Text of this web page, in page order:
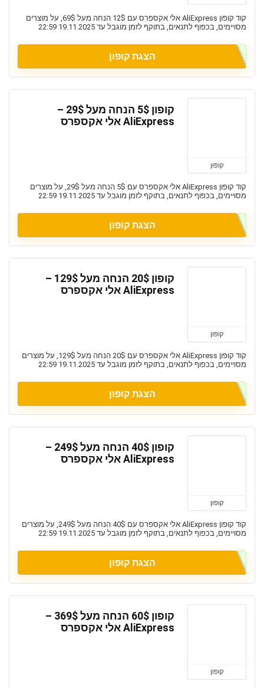
קוד קופון AliExpress אלי אקספרס עם 12$ הנחה מעל 69$, על מוצרים
מסויימים, בכפוף לתנאים, בתוקף לזמן מוגבל עד 19.11.2025 22:59
הצגת קופון
קופון
קופון 5$ הנחה מעל 29$ –
AliExpress אלי אקספרס
קוד קופון AliExpress אלי אקספרס עם 5$ הנחה מעל 29$, על מוצרים
מסויימים, בכפוף לתנאים, בתוקף לזמן מוגבל עד 19.11.2025 22:59
הצגת קופון
קופון
קופון 20$ הנחה מעל 129$ –
AliExpress אלי אקספרס
קוד קופון AliExpress אלי אקספרס עם 20$ הנחה מעל 129$, על מוצרים
מסויימים, בכפוף לתנאים, בתוקף לזמן מוגבל עד 19.11.2025 22:59
הצגת קופון
קופון
קופון 40$ הנחה מעל 249$ –
AliExpress אלי אקספרס
קוד קופון AliExpress אלי אקספרס עם 40$ הנחה מעל 249$, על מוצרים
מסויימים, בכפוף לתנאים, בתוקף לזמן מוגבל עד 19.11.2025 22:59
הצגת קופון
קופון
קופון 60$ הנחה מעל 369$ –
AliExpress אלי אקספרס